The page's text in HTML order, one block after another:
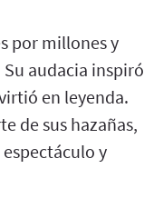
por millones y
audacia inspiró
en leyenda.
de sus hazañas,
y